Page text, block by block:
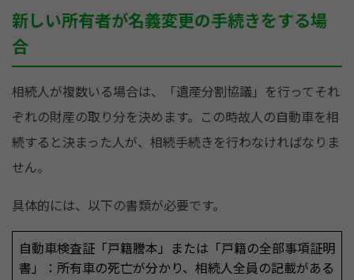
新しい所有者が名義変更の手続きをする場
合
相続人が複数いる場合は、「遺産分割協議」を行ってそれ
ぞれの財産の取り分を決めます。この時故人の自動車を相
続すると決まった人が、相続手続きを行わなければなりま
せん。
具体的には、以下の書類が必要です。
自動車検査証「戸籍謄本」または「戸籍の全部事項証明
書」：所有車の死亡が分かり、相続人全員の記載がある